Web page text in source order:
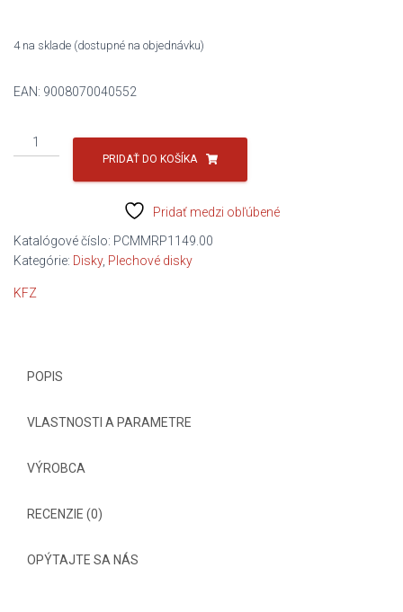
4 na sklade (dostupné na objednávku)
EAN: 9008070040552
množstvo
SKODA,
5.5x15
5x100
SD57,1
PRIDAŤ DO KOŠÍKA
Pridať medzi obľúbené
Katalógové číslo: PCMMRP1149.00
Kategórie: Disky, Plechové disky
KFZ
POPIS
VLASTNOSTI A PARAMETRE
VÝROBCA
RECENZIE (0)
OPÝTAJTE SA NÁS